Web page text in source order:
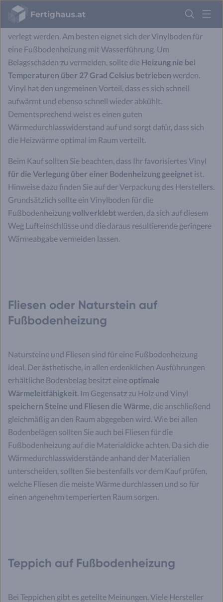
Fertighaus
Logo
Anmelden
Design- und Vinylboden kann mit einer Fußbodenheizung
verlegt werden. Am besten eignet sich der Vinylboden für
eine Fußbodenheizung mit Wasserführung. Um
Belagsschäden zu vermeiden, sollte die Heizung nie bei
Temperaturen über 27 Grad Celsius betrieben werden.
Vinyl hat den ungemeinen Vorteil, dass es sich schnell
aufwärmt und ebenso schnell wieder abkühlt.
Dementsprechend weist es einen guten
Wärmedurchlasswiderstand auf und sorgt dafür, dass sich
die Heizwärme optimal im Raum verteilt.
Beim Kauf sollten Sie beachten, dass Ihr favorisiertes Vinyl
für die Verlegung über einer Bodenheizung geeignet ist.
Hinweise dazu finden Sie auf der Verpackung des Herstellers.
Grundsätzlich sollte ein Vinylboden für die
Fußbodenheizungvollverklebtwerden, da sich auf diesem
Weg Lufteinschlüsse und die daraus resultierende geringere
Wärmeabgabe vermeiden lassen.
Fliesen oder Naturstein auf
Fußbodenheizung
Natursteine und Fliesen sind für eine Fußbodenheizung
ideal. Der ästhetische, in allen erdenklichen Ausführungen
erhältliche Bodenbelag besitzt eineoptimale
Wärmeleitfähigkeit. Im Gegensatz zu Holz und Vinyl
speichern Steine und Fliesen die Wärme, die anschließend
gleichmäßig an den Raum abgegeben wird. Wie bei allen
Bodenbelägen sollten Sie auch bei Fliesen für die
Fußbodenheizung auf die Materialdicke achten. Da sich die
Wärmedurchlasswiderstände anhand der Materialien
unterscheiden, sollten Sie bestenfalls vor dem Kauf prüfen,
welche Fliesen die meiste Wärme durchlassen und so für
einen angenehm temperierten Raum sorgen.
Teppich auf Fußbodenheizung
Bei Teppichen gibt es geteilte Meinungen. Viele Hersteller